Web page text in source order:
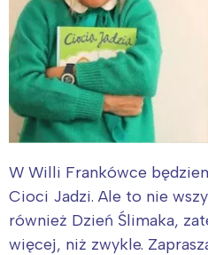
W Willi Frankówce
Cioci Jadzi. Ale to nie
również Dzień Ślimaka,
więcej, niż zwykle.